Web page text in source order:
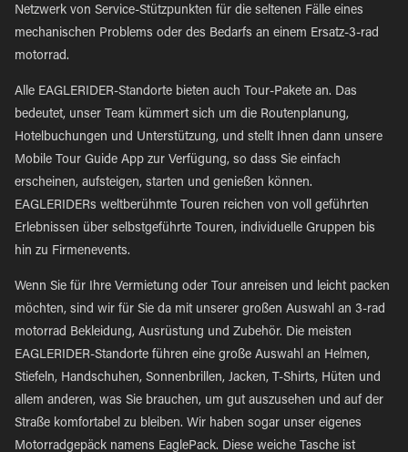
Netzwerk von Service-Stützpunkten für die seltenen Fälle eines
mechanischen Problems oder des Bedarfs an einem Ersatz-3-rad
motorrad.
Alle EAGLERIDER-Standorte bieten auch Tour-Pakete an. Das
bedeutet, unser Team kümmert sich um die Routenplanung,
Hotelbuchungen und Unterstützung, und stellt Ihnen dann unsere
Mobile Tour Guide App zur Verfügung, so dass Sie einfach
erscheinen, aufsteigen, starten und genießen können.
EAGLERIDERs weltberühmte Touren reichen von voll geführten
Erlebnissen über selbstgeführte Touren, individuelle Gruppen bis
hin zu Firmenevents.
Wenn Sie für Ihre Vermietung oder Tour anreisen und leicht packen
möchten, sind wir für Sie da mit unserer großen Auswahl an 3-rad
motorrad Bekleidung, Ausrüstung und Zubehör. Die meisten
EAGLERIDER-Standorte führen eine große Auswahl an Helmen,
Stiefeln, Handschuhen, Sonnenbrillen, Jacken, T-Shirts, Hüten und
allem anderen, was Sie brauchen, um gut auszusehen und auf der
Straße komfortabel zu bleiben. Wir haben sogar unser eigenes
Motorradgepäck namens EaglePack. Diese weiche Tasche ist